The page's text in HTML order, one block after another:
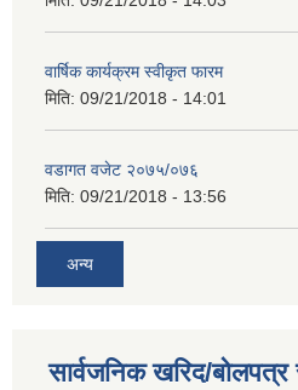
वार्षिक कार्यक्रम स्वीकृत फारम
मिति: 09/21/2018 - 14:01
वडागत वजेट २०७५/०७६
मिति: 09/21/2018 - 13:56
अन्य
सार्वजनिक खरिद/